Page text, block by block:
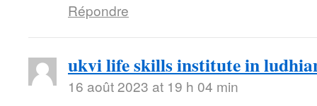
Répondre
ukvi life skills institute in
16 août 2023 at 19 h 04 min